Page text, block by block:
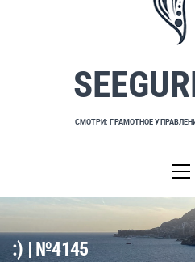
СМОТРИ: ГРАМОТНОЕ
:) | №4145